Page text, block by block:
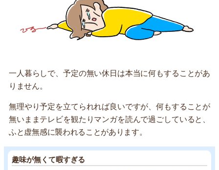
一人暮らしで、予定の無い休日は本当に何もすることがあ
りません。
無理やり予定を立てられれば良いですが、何もすることが
無いままテレビを観たりマンガを読んで過ごしていると、
ふと虚無感に襲われることがあります。
趣味が無くて暇すぎる